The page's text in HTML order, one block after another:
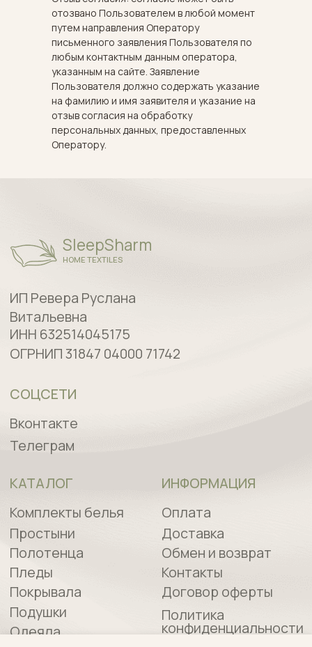
отозвано Пользователем в любой момент
путем направления Оператору
письменного заявления Пользователя по
любым контактным данным оператора,
указанным на сайте. Заявление
Пользователя должно содержать указание
на фамилию и имя заявителя и указание на
отзыв согласия на обработку
персональных данных, предоставленных
Оператору.
КАТАЛОГ
СОЦСЕТИ
ИНФОРМАЦИЯ
Комплекты белья
SLEEPSHARM
2025 Разработка сайта
Оплата
Полотенца
Обмен и возврат
Простыни Доставка
Вконтакте
Телеграм